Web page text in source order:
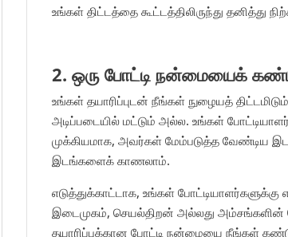
உங்கள் திட்டத்தை கூட்டத்திலிருந்து
2. ஒரு போட்டி நன்மையைக்
உங்கள் தயாரிப்புடன் நீங்கள் நுழையத்
அடிப்படையில் மட்டும் அல்ல. உங்கள்
முக்கியமாக, அவர்கள் மேம்படுத்த வேண்டிய
இடங்களைக் காணலாம்.
எடுத்துக்காட்டாக, உங்கள் போட்டியாளர்களுக்கு
இடைமுகம், செயல்திறன் அல்லது அம்சங்களின்
தயாரிப்புக்கான போட்டி நன்மையை நீங்கள்